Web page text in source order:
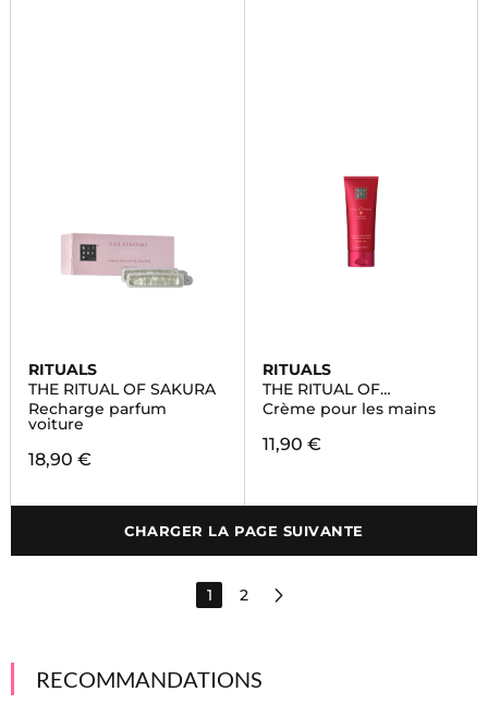
RITUALS
THE RITUAL OF SAKURA
Recharge parfum
voiture
18,90 €
RITUALS
THE RITUAL OF
AYURVEDA
Crème pour les mains
11,90 €
CHARGER LA PAGE SUIVANTE
1 2
RECOMMANDATIONS